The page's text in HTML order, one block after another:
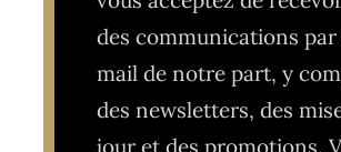
des communications
mail de notre part, y
des newsletters, des
jour et des promotions.